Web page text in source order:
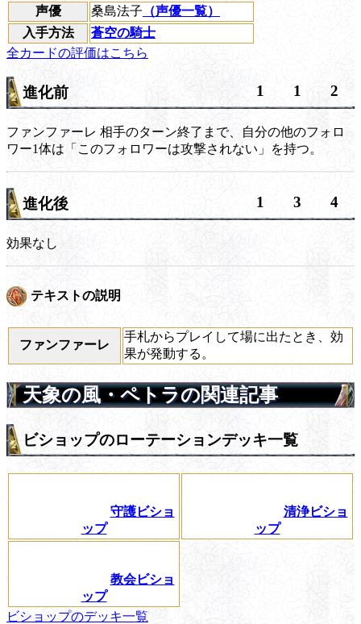
声優
桑島法子 （声優一覧）
入手方法
蒼空の騎士
全カードの評価はこちら
進化前 1 1 2
ファンファーレ 相手のターン終了まで、自分の他のフォロ
ワー1体は「このフォロワーは攻撃されない」を持つ。
進化後 1 3 4
効果なし
テキストの説明
ファンファーレ
手札からプレイして場に出たとき、効
果が発動する。
天象の風・ペトラの関連記事
ビショップのローテーションデッキ一覧
守護ビショ
ップ
清浄ビショ
ップ
教会ビショ
ップ
ビショップのデッキ一覧